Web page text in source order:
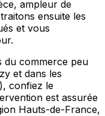
ampleur de
ensuite les
et vous
du commerce peu
et dans les
confiez le
est assurée
Hauts-de-France,